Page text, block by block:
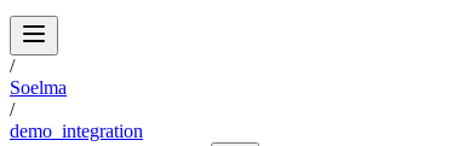
/
Soelma
/
demo_integration